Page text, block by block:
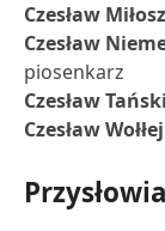
Czesław Miłosz
Czesław
piosenkarz
Czesław Tański
Czesław